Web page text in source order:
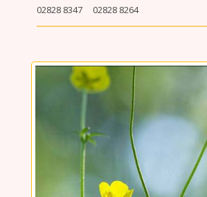
02828 8347 02828 8264